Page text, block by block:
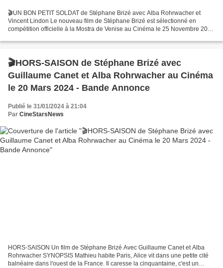
🎬UN BON PETIT SOLDAT de Stéphane Brizé avec Alba Rohrwacher et
Vincent Lindon Le nouveau film de Stéphane Brizé est sélectionné en
compétition officielle à la Mostra de Venise au Cinéma le 25 Novembre 2026
🎬HORS-SAISON de Stéphane Brizé avec
Guillaume Canet et Alba Rohrwacher au Cinéma
le 20 Mars 2024 - Bande Annonce
Publié le 31/01/2024 à 21:04
Par CineStarsNews
HORS-SAISON Un film de Stéphane Brizé Avec Guillaume Canet et Alba
Rohrwacher SYNOPSIS Mathieu habite Paris, Alice vit dans une petite cité
balnéaire dans l'ouest de la France. Il caresse la cinquantaine, c'est un